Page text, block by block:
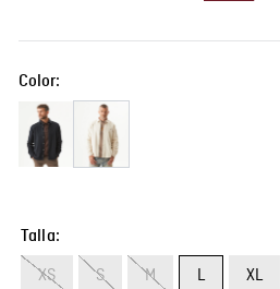
Color:
Talla
XS S M L XL